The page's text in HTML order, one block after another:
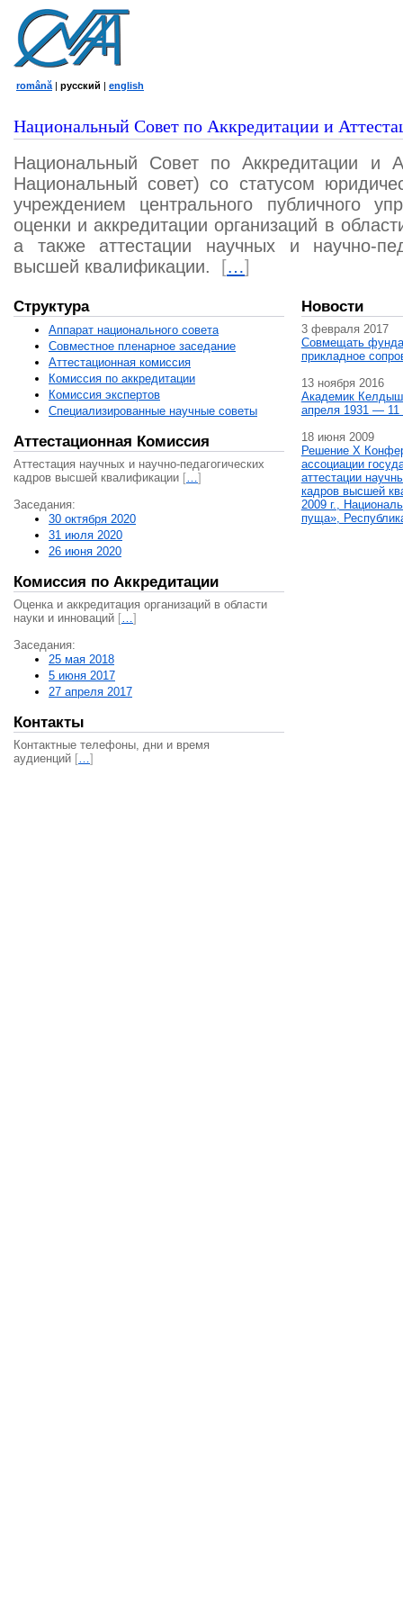
română | русский | english
Национальный Совет по Аккредитации и
Национальный Совет по Аккредитации и
Национальный совет) со статусом
учреждением центрального публичного
оценки и аккредитации организаций в
а также аттестации научных и научно-
высшей квалификации.
[…]
Структура
Аппарат национального совета
Совместное пленарное заседание
Аттестационная комисcия
Комиссия по аккредитации
Комиссия экспертов
Специализированные научные советы
Аттестационная Комиссия
Аттестация научных и научно-педагогических
кадров высшей квалификации […]
Заседания:
30 октября 2020
31 июля 2020
26 июня 2020
Комиссия по Аккредитации
Оценка и аккредитация организаций в области
науки и инноваций […]
Заседания:
25 мая 2018
5 июня 2017
27 апреля 2017
Контакты
Контактные телефоны, дни и время
аудиенций […]
Новости
3 февраля 2017
Совмещать
прикладное
13 ноября 2016
Академик
апреля 1931 — 11
18 июня 2009
Решение X
ассоциации
аттестации
кадров высшей
2009 г.,
пуща»,